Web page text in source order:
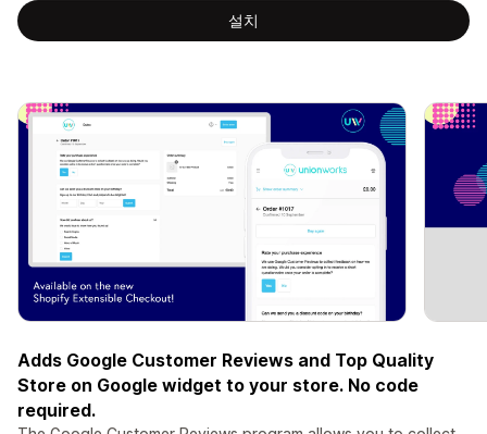
설치
Adds Google Customer Reviews and Top Quality
Store on Google widget to your store. No code
required.